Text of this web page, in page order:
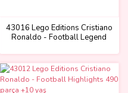
43016 Lego Editions Cristiano
Ronaldo - Football Legend